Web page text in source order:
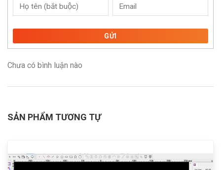
GỬI
Chưa có bình luận nào
SẢN PHẨM TƯƠNG TỰ